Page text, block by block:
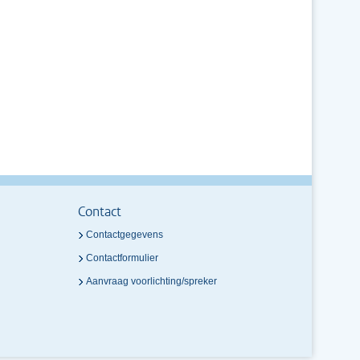
Contact
Contactgegevens
Contactformulier
Aanvraag voorlichting/spreker